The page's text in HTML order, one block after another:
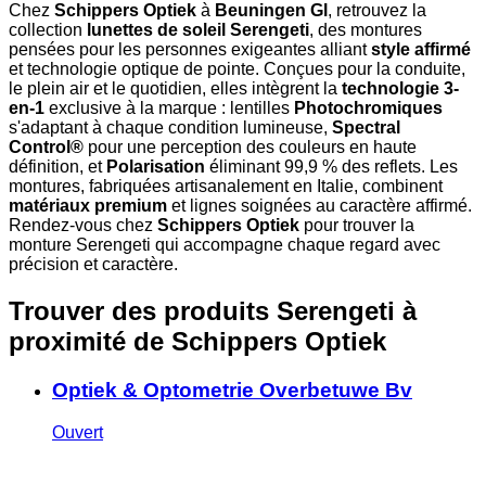
Chez Schippers Optiek à Beuningen Gl , retrouvez la
collection lunettes de soleil Serengeti, des montures
pensées pour les personnes exigeantes alliantstyle affirmé
et technologie optique de pointe. Conçues pour la conduite,
le plein air et le quotidien, elles intègrent la technologie 3-
en-1 exclusive à la marque : lentilles Photochromiques
s'adaptant à chaque condition lumineuse, Spectral
Control® pour une perception des couleurs en haute
définition, et Polarisation éliminant 99,9 % des reflets. Les
montures, fabriquées artisanalement en Italie, combinent
matériaux premium et lignes soignées au caractère affirmé.
Rendez-vous chez Schippers Optiek pour trouver la
monture Serengeti qui accompagne chaque regard avec
précision et caractère.
Trouver des produits Serengeti à
proximité de Schippers Optiek
Optiek & Optometrie Overbetuwe Bv
Ouvert